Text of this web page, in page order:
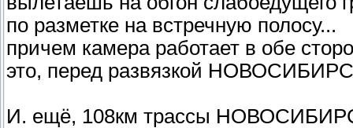
по разметке на встречную полосу...
причем камера работает в обе
это, перед развязкой
И. ещё, 108км трассы